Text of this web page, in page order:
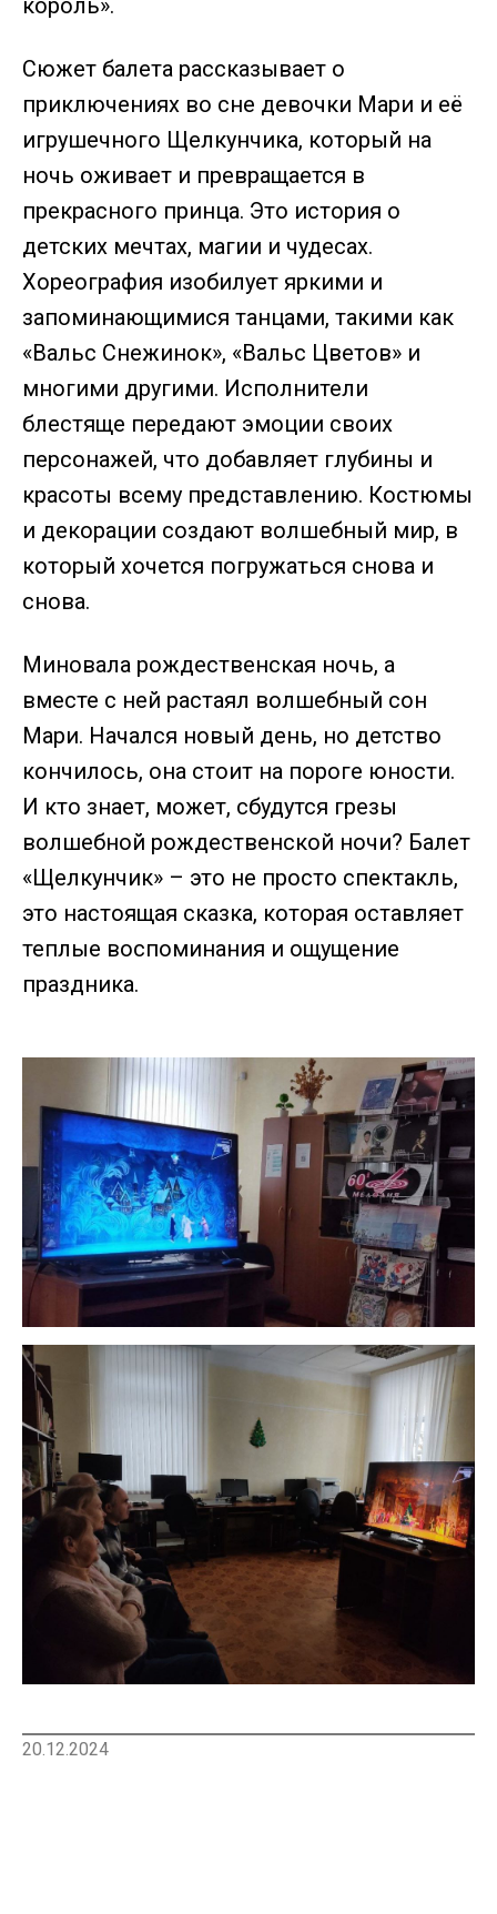
король».⁣
Сюжет балета рассказывает о
приключениях во сне девочки Мари и её
игрушечного Щелкунчика, который на
ночь оживает и превращается в
прекрасного принца. Это история о
детских мечтах, магии и чудесах.
Хореография изобилует яркими и
запоминающимися танцами, такими как
«Вальс Снежинок», «Вальс Цветов» и
многими другими. Исполнители
блестяще передают эмоции своих
персонажей, что добавляет глубины и
красоты всему представлению. Костюмы
и декорации создают волшебный мир, в
который хочется погружаться снова и
снова.⁣
Миновала рождественская ночь, а
вместе с ней растаял волшебный сон
Мари. Начался новый день, но детство
кончилось, она стоит на пороге юности.
И кто знает, может, сбудутся грезы
волшебной рождественской ночи? Балет
«Щелкунчик» – это не просто спектакль,
это настоящая сказка, которая оставляет
теплые воспоминания и ощущение
праздника.
20.12.2024